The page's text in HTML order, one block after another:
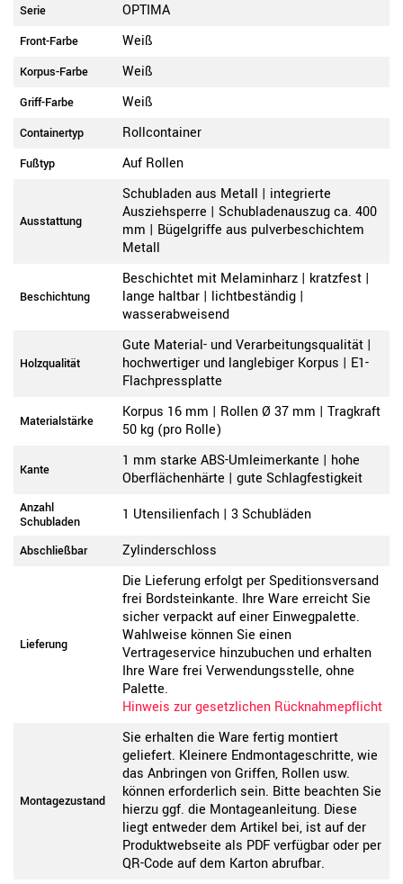
Serie OPTIMA
Front-Farbe Weiß
Korpus-Farbe Weiß
Griff-Farbe Weiß
Containertyp Rollcontainer
Fußtyp Auf Rollen
Ausstattung
Schubladen aus Metall | integrierte
Ausziehsperre | Schubladenauszug ca. 400
mm | Bügelgriffe aus pulverbeschichtem
Metall
Beschichtung
Beschichtet mit Melaminharz | kratzfest |
lange haltbar | lichtbeständig |
wasserabweisend
Holzqualität
Gute Material- und Verarbeitungsqualität |
hochwertiger und langlebiger Korpus | E1-
Flachpressplatte
Materialstärke
Korpus 16 mm | Rollen Ø 37 mm | Tragkraft
50 kg (pro Rolle)
Kante
1 mm starke ABS-Umleimerkante | hohe
Oberflächenhärte | gute Schlagfestigkeit
Anzahl
Schubladen
1 Utensilienfach | 3 Schubläden
Abschließbar Zylinderschloss
Lieferung
Die Lieferung erfolgt per Speditionsversand
frei Bordsteinkante. Ihre Ware erreicht Sie
sicher verpackt auf einer Einwegpalette.
Wahlweise können Sie einen
Vertrageservice hinzubuchen und erhalten
Ihre Ware frei Verwendungsstelle, ohne
Palette.
Hinweis zur gesetzlichen Rücknahmepflicht
Montagezustand
Sie erhalten die Ware fertig montiert
geliefert. Kleinere Endmontageschritte, wie
das Anbringen von Griffen, Rollen usw.
können erforderlich sein. Bitte beachten Sie
hierzu ggf. die Montageanleitung. Diese
liegt entweder dem Artikel bei, ist auf der
Produktwebseite als PDF verfügbar oder per
QR-Code auf dem Karton abrufbar.